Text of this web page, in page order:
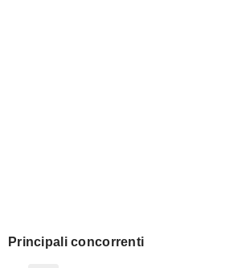
Principali concorrenti